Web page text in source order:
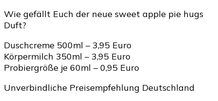
Wie gefällt Euch der neue sweet apple pie hugs
Duft?
Duschcreme 500ml – 3,95 Euro
Körpermilch 350ml – 3,95 Euro
Probiergröße je 60ml – 0,95 Euro
Unverbindliche Preisempfehlung Deutschland